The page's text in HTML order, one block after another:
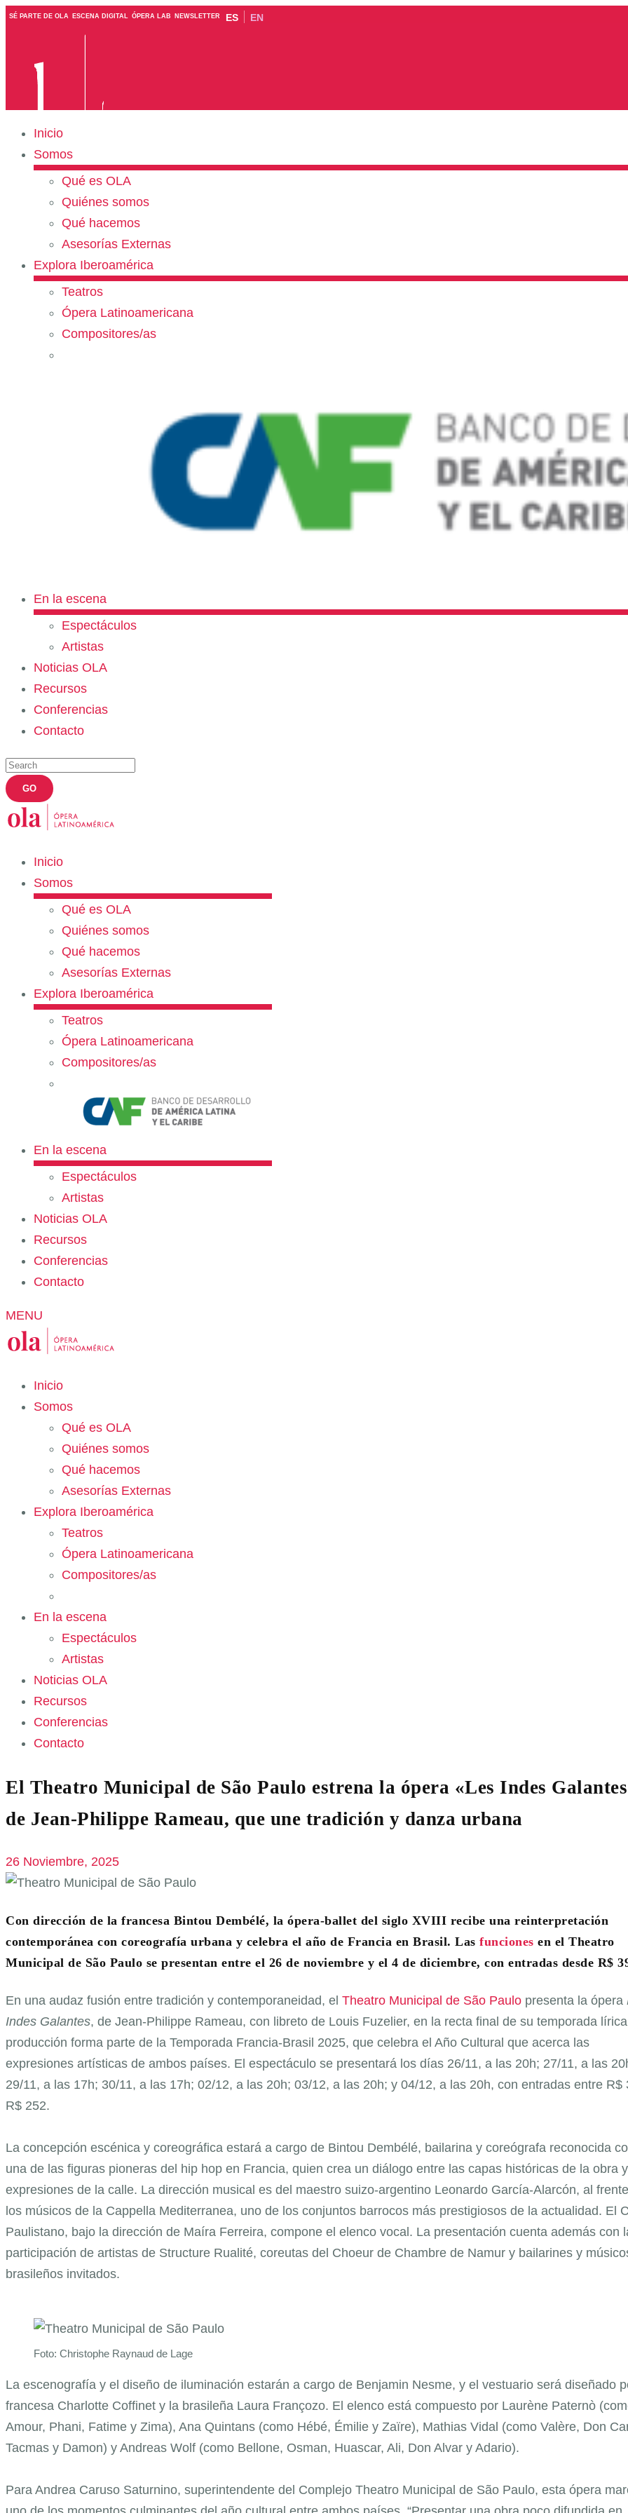
SÉ PARTE DE OLA ESCENA DIGITAL ÓPERA LAB NEWSLETTER ES EN
Inicio
Somos
Qué es OLA
Quiénes somos
Qué hacemos
Asesorías Externas
Explora Iberoamérica
Teatros
Ópera Latinoamericana
Compositores/as
En la escena
Espectáculos
Artistas
Noticias OLA
Recursos
Conferencias
Contacto
Inicio
Somos
Qué es OLA
Quiénes somos
Qué hacemos
Asesorías Externas
Explora Iberoamérica
Teatros
Ópera Latinoamericana
Compositores/as
En la escena
Espectáculos
Artistas
Noticias OLA
Recursos
Conferencias
Contacto
MENU
Inicio
Somos
Qué es OLA
Quiénes somos
Qué hacemos
Asesorías Externas
Explora Iberoamérica
Teatros
Ópera Latinoamericana
Compositores/as
En la escena
Espectáculos
Artistas
Noticias OLA
Recursos
Conferencias
Contacto
El Theatro Municipal de São Paulo estrena la ópera «Les Indes
de Jean-Philippe Rameau, que une tradición y danza urbana
26 Noviembre, 2025
Con dirección de la francesa Bintou Dembélé, la ópera-ballet del siglo XVIII recibe una reinterpretación
contemporánea con coreografía urbana y celebra el año de Francia en Brasil. Las funciones en el Theatro
Municipal de São Paulo se presentan entre el 26 de noviembre y el 4 de diciembre, con entradas desde R$
En una audaz fusión entre tradición y contemporaneidad, el Theatro Municipal de São Paulo presenta la ópera
Indes Galantes, de Jean-Philippe Rameau, con libreto de Louis Fuzelier, en la recta final de su temporada
producción forma parte de la Temporada Francia-Brasil 2025, que celebra el Año Cultural que acerca las
expresiones artísticas de ambos países. El espectáculo se presentará los días 26/11, a las 20h; 27/11, a las
29/11, a las 17h; 30/11, a las 17h; 02/12, a las 20h; 03/12, a las 20h; y 04/12, a las 20h, con entradas entre R$
R$ 252.
La concepción escénica y coreográfica estará a cargo de Bintou Dembélé, bailarina y coreógrafa reconocida
una de las figuras pioneras del hip hop en Francia, quien crea un diálogo entre las capas históricas de la obra
expresiones de la calle. La dirección musical es del maestro suizo-argentino Leonardo García-Alarcón, al
los músicos de la Cappella Mediterranea, uno de los conjuntos barrocos más prestigiosos de la actualidad. El
Paulistano, bajo la dirección de Maíra Ferreira, compone el elenco vocal. La presentación cuenta además con
participación de artistas de Structure Rualité, coreutas del Choeur de Chambre de Namur y bailarines y
brasileños invitados.
Foto: Christophe Raynaud de Lage
La escenografía y el diseño de iluminación estarán a cargo de Benjamin Nesme, y el vestuario será diseñado
francesa Charlotte Coffinet y la brasileña Laura Françozo. El elenco está compuesto por Laurène Paternò
Amour, Phani, Fatime y Zima), Ana Quintans (como Hébé, Émilie y Zaïre), Mathias Vidal (como Valère, Don
Tacmas y Damon) y Andreas Wolf (como Bellone, Osman, Huascar, Ali, Don Alvar y Adario).
Para Andrea Caruso Saturnino, superintendente del Complejo Theatro Municipal de São Paulo, esta ópera